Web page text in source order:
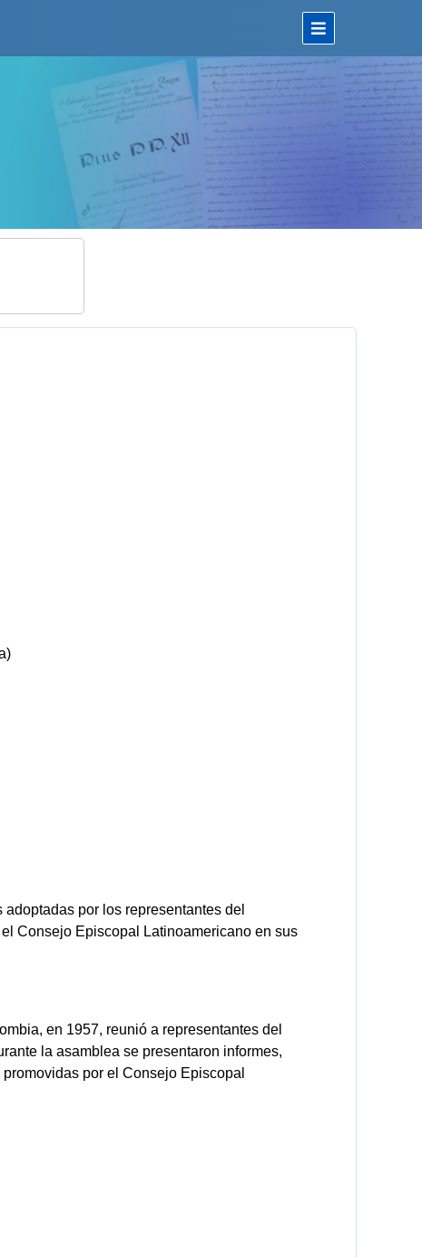
por los representantes del
Consejo Episcopal Latinoamericano en sus
en 1957, reunió a representantes del
la asamblea se presentaron informes,
por el Consejo Episcopal